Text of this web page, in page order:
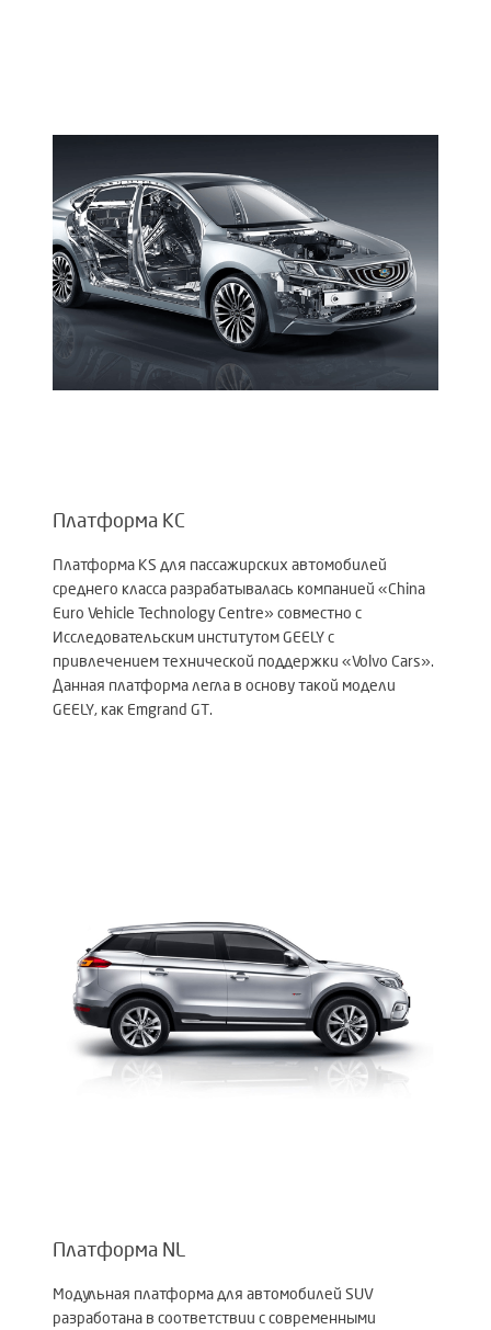
Платформа KC
Платформа KS для пассажирских автомобилей
среднего класса разрабатывалась компанией «China
Euro Vehicle Technology Centre» совместно с
Исследовательским институтом GEELY с
привлечением технической поддержки «Volvo Cars».
Данная платформа легла в основу такой модели
GEELY, как Emgrand GT.
Платформа NL
Модульная платформа для автомобилей SUV
разработана в соответствии с современными